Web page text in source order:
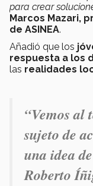
para crear
Marcos Mazari,
de ASINEA.
Añadió que los
respuesta a los
las realidades
“Vemos al
sujeto de
una idea
Roberto